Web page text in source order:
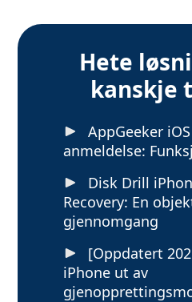
Hete
kanskje
AppGeeker
anmeldelse:
Disk Drill
Recovery: En
gjennomgang
[Oppdatert
iPhone ut av